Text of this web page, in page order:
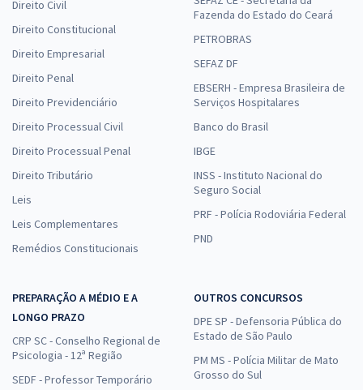
Direito Civil
Direito Constitucional
Direito Empresarial
Direito Penal
Direito Previdenciário
Direito Processual Civil
Direito Processual Penal
Direito Tributário
Leis
Leis Complementares
Remédios Constitucionais
Fazenda do Estado do Ceará
PETROBRAS
SEFAZ DF
EBSERH - Empresa Brasileira de
Serviços Hospitalares
Banco do Brasil
IBGE
INSS - Instituto Nacional do
Seguro Social
PRF - Polícia Rodoviária Federal
PND
PREPARAÇÃO A MÉDIO E A
LONGO PRAZO
CRP SC - Conselho Regional de
Psicologia - 12ª Região
SEDF - Professor Temporário
OUTROS CONCURSOS
DPE SP - Defensoria Pública do
Estado de São Paulo
PM MS - Polícia Militar de Mato
Grosso do Sul